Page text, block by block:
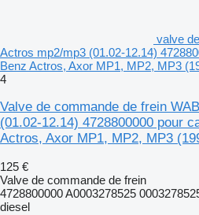
valve
Actros mp2/mp3 (01.02-12.14)
Benz Actros, Axor MP1, MP2, MP3
4
Valve de commande de frein
(01.02-12.14) 4728800000 pour
Actros, Axor MP1, MP2, MP3
125 €
Valve de commande de frein
4728800000 A0003278525
diesel